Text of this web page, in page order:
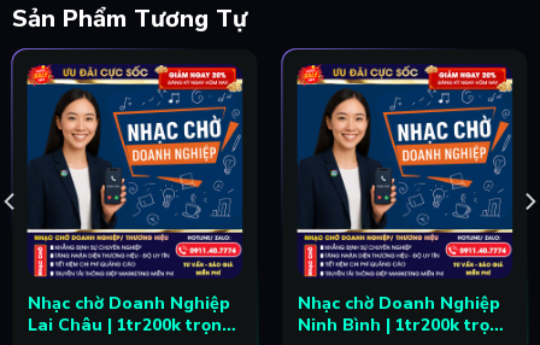
Sản Phẩm Tương Tự
Nhạc chờ Doanh Nghiệp
Lai Châu | 1tr200k trọn
Nhạc chờ Doanh Nghiệp
Ninh Bình | 1tr200k trọn